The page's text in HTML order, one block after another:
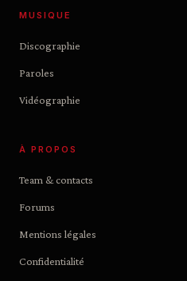
MUSIQUE
Discographie
Paroles
Vidéographie
À PROPOS
Team & contacts
Forums
Mentions légales
Confidentialité